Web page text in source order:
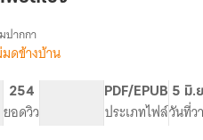
เรื่อง
ร่าง
พลั้ง
ชน
ปากกา
ดข้างบ้าน
254
ยอดวิว
PDF/EPUB
ประเภทไฟล์
5 มิ.
วันที่ว